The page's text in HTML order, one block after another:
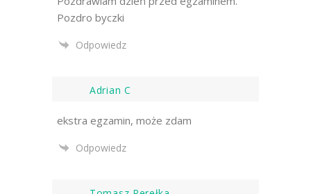
Pozdro byczki
Odpowiedz
Adrian C
ekstra egzamin, może zdam
Odpowiedz